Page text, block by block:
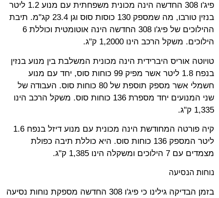
פיג'ו 308 החדשה הינה מכונית משפחתית עם מנוע 1.2 ליטר
בנזין טורבו, מה שמספק 130 כוסות סוס וגן 23.4 קג"מ. תיבת
ההילוכים של פיג'ו 308 החדשה הינה אוטומטית וכוללת 6
הילוכים. משקל הרכב הינו 1,2000 ק"ג.
טויוטה אוריס היברידית הינה מכונית המשלבת בין מנוע בנזין
בנפח 1.8 ליטר אשר מפיק 99 כוחות סוס, יחד עם מנוע
חשמלי אשר מספק תוספת של 80 כוחות סוס. העבודה של
שני המנועים יחד מספרת 136 כוחות סוס. משקל הרכב הינו
1,335 ק"ג.
קיה פורטה המחודשת הינה מכונית עם מנוע דיזל בנפח 1.6
ליטר המספק 136 כוחות סוס. היא כוללת תיבה כפולת
מצמדים עם 7 הילוכים ומשקלה הינו 1,385 ק"ג.
נוחות הנסיעה
בזמן הבדיקה גילינו כי פיג'ו 308 החדשה מספקת נוחות נסיעה